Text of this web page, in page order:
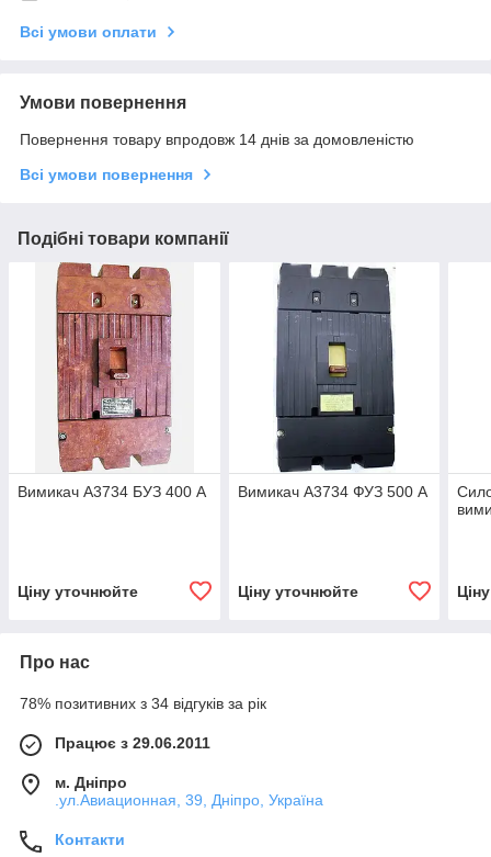
Всі умови оплати
Умови повернення
Повернення товару впродовж 14 днів за домовленістю
Всі умови повернення
Подібні товари компанії
Вимикач А3734 БУЗ 400 А
Ціну уточнюйте
Вимикач А3734 ФУЗ 500 А
Ціну уточнюйте
Про нас
78% позитивних з 34 відгуків за рік
Працює з 29.06.2011
м. Дніпро
.ул.Авиационная, 39, Дніпро, Україна
Контакти